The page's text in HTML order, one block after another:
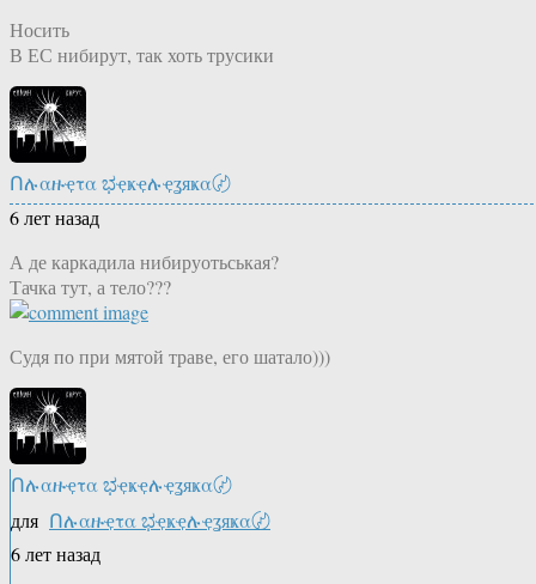
Носить
В ЕС нибирут, так хоть трусики
Ոሉαዙҿτα ಭҿҝҿሉҿʓяҝα〄
6 лет назад
А де каркадила нибируотьськая?
Тачка тут, а тело???
Судя по при мятой траве, его шатало)))
Ոሉαዙҿτα ಭҿҝҿሉҿʓяҝα〄
для Ոሉαዙҿτα ಭҿҝҿሉҿʓяҝα〄
6 лет назад